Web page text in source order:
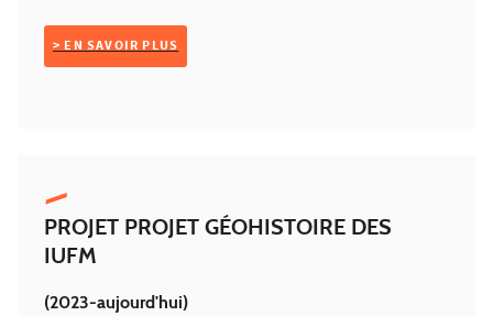
> EN SAVOIR PLUS
PROJET PROJET GÉOHISTOIRE DES
IUFM
(2023-aujourd'hui)